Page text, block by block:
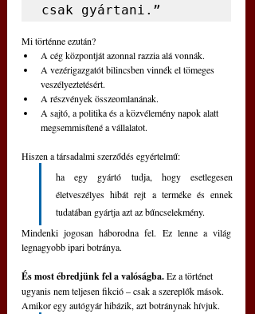
csak gyártani.”
Mi történne ezután?
A cég központját azonnal razzia alá vonnák.
A vezérigazgatót bilincsben vinnék el tömeges
veszélyeztetésért.
A részvények összeomlanának.
A sajtó, a politika és a közvélemény napok alatt
megsemmisítené a vállalatot.
Hiszen a társadalmi szerződés egyértelmű:
ha egy gyártó tudja, hogy esetlegesen
életveszélyes hibát rejt a terméke és ennek
tudatában gyártja azt az bűncselekmény.
Mindenki jogosan háborodna fel. Ez lenne a világ
legnagyobb ipari botránya.
És most ébredjünk fel a valóságba. Ez a történet
ugyanis nem teljesen fikció – csak a szereplők mások.
Amikor egy autógyár hibázik, azt botránynak hívjuk.